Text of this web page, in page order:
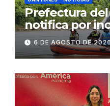
Prefectura del
notifica por
contractual a
Concesionaria
exige
desmontaje
Gonzalo Icaza
Daule
6 DE AGOSTO DE